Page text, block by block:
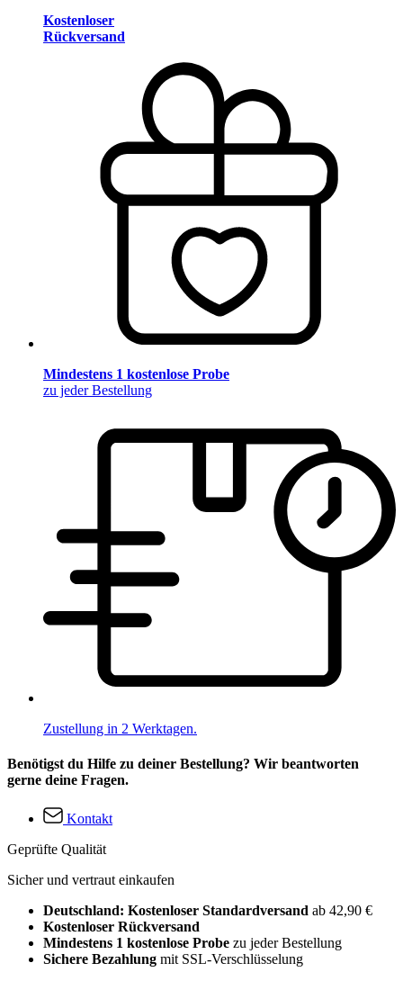
Kostenloser
Rückversand
Mindestens 1 kostenlose Probe
zu jeder Bestellung
Zustellung in 2 Werktagen.
Benötigst du Hilfe zu deiner Bestellung? Wir beantworten
gerne deine Fragen.
Kontakt
Geprüfte Qualität
Sicher und vertraut einkaufen
Deutschland: Kostenloser Standardversand ab 42,90 €
Kostenloser Rückversand
Mindestens 1 kostenlose Probe zu jeder Bestellung
Sichere Bezahlung mit SSL-Verschlüsselung